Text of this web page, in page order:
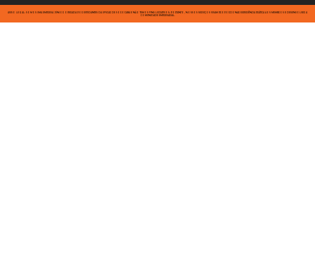
AVISO LEGAL: SOMOS UMA EMPRESA JÚNIOR OPERADA POR ESTUDANTES DA UFSCAR DE SOROCABA E NÃO TEMOS FINS LUCRATIVOS; PORTANTO, NOSSOS SERVIÇOS VISAM PROPORCIONAR EXPERIÊNCIA PRÁTICA AOS MEMBROS E DESENVOLVER A
COMUNIDADE EMPRESARIAL.